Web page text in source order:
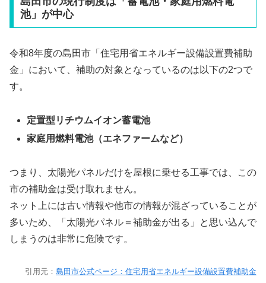
池」が中心
令和8年度の島田市「住宅用省エネルギー設備設置費補助
金」において、補助の対象となっているのは以下の2つで
す。
定置型リチウムイオン蓄電池
家庭用燃料電池（エネファームなど）
つまり、太陽光パネルだけを屋根に乗せる工事では、この
市の補助金は受け取れません。
ネット上には古い情報や他市の情報が混ざっていることが
多いため、「太陽光パネル＝補助金が出る」と思い込んで
しまうのは非常に危険です。
引用元： 島田市公式ページ：住宅用省エネルギー設備設置費補助金